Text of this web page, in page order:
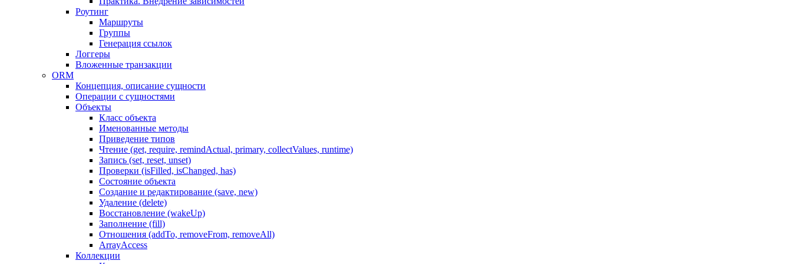
Роутинг
Маршруты
Группы
Генерация ссылок
Логгеры
Вложенные транзакции
ORM
Концепция, описание сущности
Операции с сущностями
Объекты
Класс объекта
Именованные методы
Приведение типов
Чтение (get, require, remindActual, primary, collectValues, runtime)
Запись (set, reset, unset)
Проверки (isFilled, isChanged, has)
Состояние объекта
Создание и редактирование (save, new)
Удаление (delete)
Восстановление (wakeUp)
Заполнение (fill)
Отношения (addTo, removeFrom, removeAll)
ArrayAccess
Коллекции